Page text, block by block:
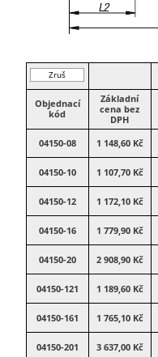
Zruš
filtr
Objednací
kód
Základní
cena bez
DPH
04150-08
1 148,60 Kč
04150-10
1 107,70 Kč
04150-12
1 172,10 Kč
04150-16
1 779,90 Kč
04150-20
2 908,90 Kč
04150-121
1 189,60 Kč
04150-161
1 765,10 Kč
04150-201
3 637,00 Kč